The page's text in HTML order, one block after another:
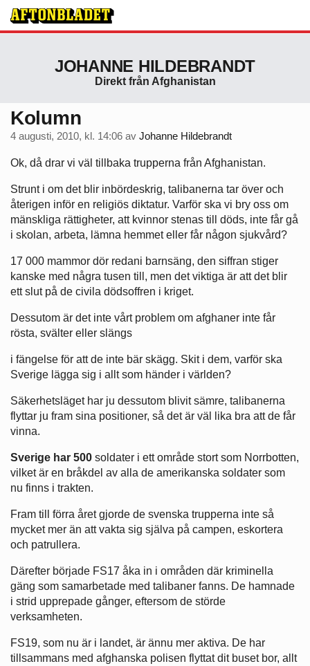
JOHANNE HILDEBRANDT
Direkt från Afghanistan
Kolumn
4 augusti, 2010, kl. 14:06 av Johanne Hildebrandt
Ok, då drar vi väl tillbaka trupperna från Afghanistan.
Strunt i om det blir inbördeskrig, talibanerna tar över och
återigen inför en religiös diktatur. Varför ska vi bry oss om
mänskliga rättigheter, att kvinnor stenas till döds, inte får gå
i skolan, arbeta, lämna hemmet eller får någon sjukvård?
17 000 mammor dör redani barnsäng, den siffran stiger
kanske med några tusen till, men det viktiga är att det blir
ett slut på de civila dödsoffren i kriget.
Dessutom är det inte vårt problem om afghaner inte får
rösta, svälter eller slängs
i fängelse för att de inte bär skägg. Skit i dem, varför ska
Sverige lägga sig i allt som händer i världen?
Säkerhetsläget har ju dessutom blivit sämre, talibanerna
flyttar ju fram sina positioner, så det är väl lika bra att de får
vinna.
Sverige har 500 soldater i ett område stort som Norrbotten,
vilket är en bråkdel av alla de amerikanska soldater som
nu finns i trakten.
Fram till förra året gjorde de svenska trupperna inte så
mycket mer än att vakta sig själva på campen, eskortera
och patrullera.
Därefter började FS17 åka in i områden där kriminella
gäng som samarbetade med talibaner fanns. De hamnade
i strid upprepade gånger, eftersom de störde
verksamheten.
FS19, som nu är i landet, är ännu mer aktiva. De har
tillsammans med afghanska polisen flyttat dit buset bor, allt